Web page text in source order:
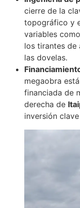
cierre de la
topográfico y
variables
los tirantes de
las dovelas.
megaobra
financiada de
derecha de
inversión